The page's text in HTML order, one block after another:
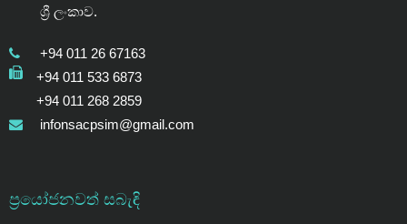
ශ්‍රී ලංකාව.
+94 011 26 67163
+94 011 533 6873
+94 011 268 2859
infonsacpsim@gmail.com
ප්‍රයෝජනවත් සබැඳි